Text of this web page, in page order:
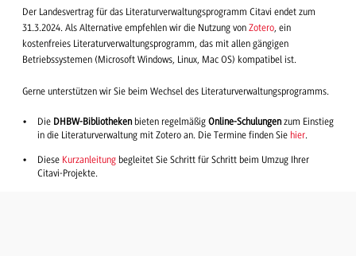
Der Landesvertrag für das Literaturverwaltungsprogramm Citavi endet zum
31.3.2024. Als Alternative empfehlen wir die Nutzung von Zotero, ein
kostenfreies Literaturverwaltungsprogramm, das mit allen gängigen
Betriebssystemen (Microsoft Windows, Linux, Mac OS) kompatibel ist.
Gerne unterstützen wir Sie beim Wechsel des Literaturverwaltungsprogramms.
Die DHBW-Bibliothekenbieten regelmäßig Online-Schulungenzum Einstieg
in die Literaturverwaltung mit Zotero an. Die Termine finden Sie hier.
Diese Kurzanleitungbegleitet Sie Schritt für Schritt beim Umzug Ihrer
Citavi-Projekte.